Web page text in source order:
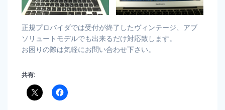
正規プロバイダでは受付が終了したヴィンテージ、アブ
ソリュートモデルでも出来るだけ対応致します。
お困りの際は気軽にお問い合わせ下さい。
共有: